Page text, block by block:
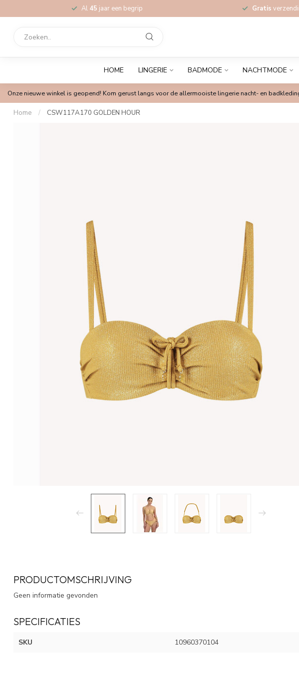
Al 45 jaar een begrip Gratis
HOME LINGERIE BADMODE NACHTMODE
Onze nieuwe winkel is geopend! Kom gerust langs voor de allermooiste lingerie nacht- en
Home / CSW117A170 GOLDEN HOUR
PRODUCTOMSCHRIJVING
Geen informatie gevonden
SPECIFICATIES
SKU 10960370104